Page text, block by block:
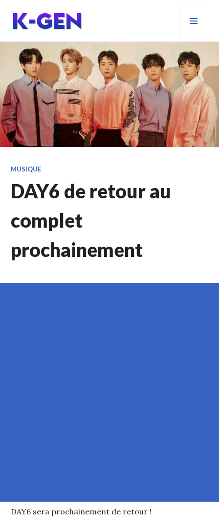
contenu
principal
K-GEN
MUSIQUE
DAY6 de retour au
complet
prochainement
DAY6 sera prochainement de retour !